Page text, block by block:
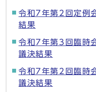
令和7年第2回定例
結果
令和7年第3回臨時
議決結果
令和7年第2回臨時
議決結果